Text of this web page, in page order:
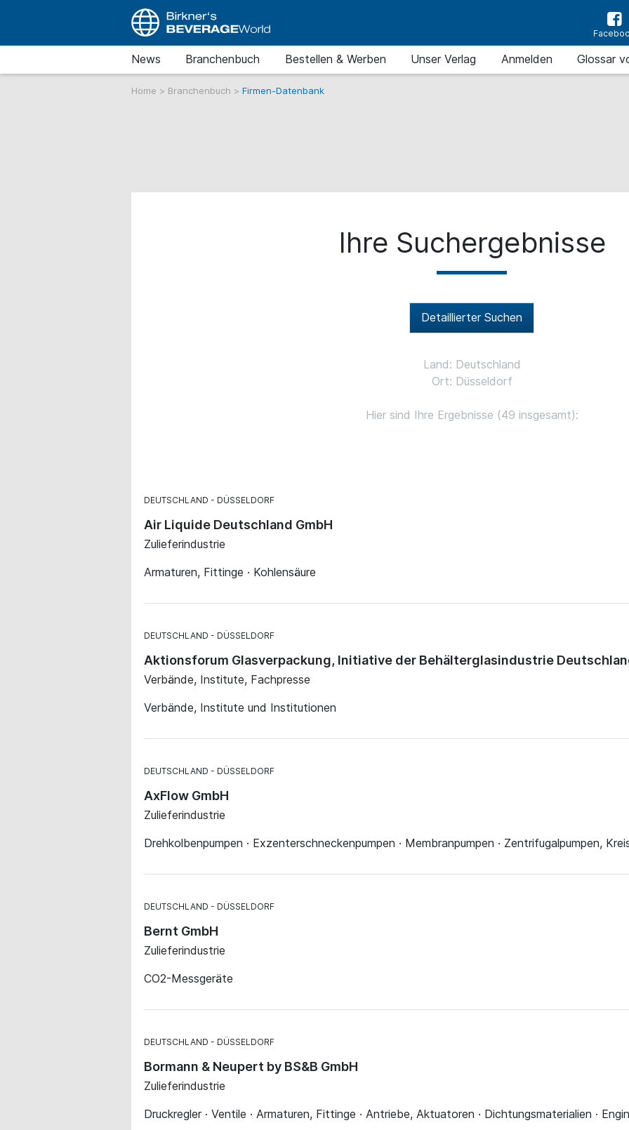
News Branchenbuch Bestellen & Werben Unser Verlag Anmelden Glossar
Home > Branchenbuch > Firmen-Datenbank
Ihre Suchergebnisse
Detaillierter Suchen
Land: Deutschland
Ort: Düsseldorf
Hier sind Ihre Ergebnisse (49 insgesamt):
DEUTSCHLAND DÜSSELDORF
Air Liquide Deutschland GmbH
Zulieferindustrie
Armaturen, Fittinge · Kohlensäure
DEUTSCHLAND DÜSSELDORF
Aktionsforum Glasverpackung, Initiative der Behälterglasindustrie
Verbände, Institute, Fachpresse
Verbände, Institute und Institutionen
DEUTSCHLAND DÜSSELDORF
AxFlow GmbH
Zulieferindustrie
Drehkolbenpumpen · Exzenterschneckenpumpen · Membranpumpen · Zentrifugalpumpen,
DEUTSCHLAND DÜSSELDORF
Bernt GmbH
Zulieferindustrie
CO2-Messgeräte
DEUTSCHLAND DÜSSELDORF
Bormann & Neupert by BS&B GmbH
Zulieferindustrie
Druckregler · Ventile · Armaturen, Fittinge · Antriebe, Aktuatoren · Dichtungsmaterialien ·